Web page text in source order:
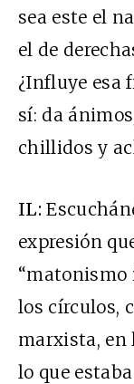
sea este el
el de
¿Influye esa
sí: da
chillidos y
IL:
expresión
“matonismo
los círculos,
marxista, en
lo que